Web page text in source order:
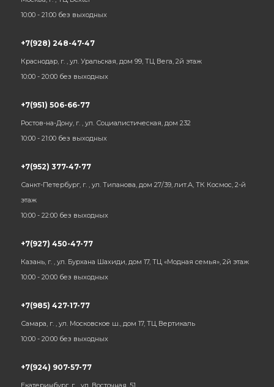
10:00 - 21:00 без выходных
+7(928) 248-47-47
Краснодар, г. , ул. Уральская, дом 99, ТЦ Вега, 2й этаж
10:00 - 20:00 без выходных
+7(951) 506-66-77
Ростов-на-Дону, г. , ул. Социалистическая, дом 232
10:00 - 21:00 без выходных
+7(952) 377-47-77
Санкт-Петербург, г. , ул. Типанова, дом 27/39, лит.А, ТК Космос, 2-й
этаж
10:00 - 22:00 без выходных
+7(927) 450-47-77
Казань, г. , ул. Бурхана Шахиди, дом 17, ТЦ «Модная семья», 2й этаж
10:00 - 20:00 без выходных
+7(985) 427-17-77
Самара, г. , ул. Московское ш., дом 17, ТЦ Вертикаль
10:00 - 20:00 без выходных
+7(924) 907-57-77
Екатеринбург, г. , ул. Восточная, 51